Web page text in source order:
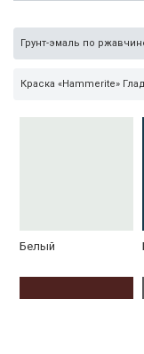
Грунт-эмаль по
Краска «Hammerite»
Белый